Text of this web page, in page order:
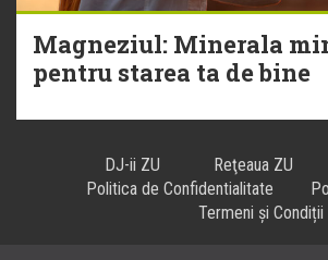
Magneziul: Minerala
pentru starea ta de bine
DJ-ii ZU Reţeaua ZU
Politica de Confidentialitate
Termeni și Condiții